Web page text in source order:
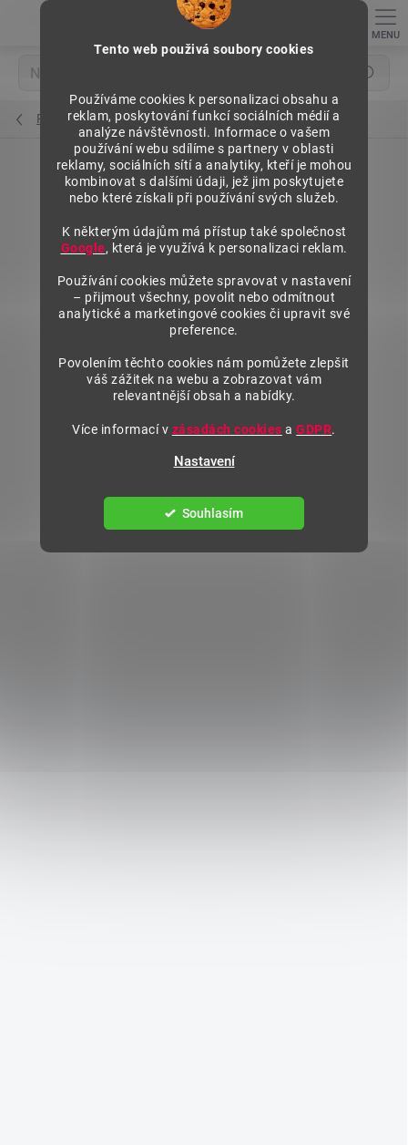
Tento web použivá soubory cookies
Používáme cookies k personalizaci obsahu a
reklam, poskytování funkcí sociálních médií a
analýze návštěvnosti. Informace o vašem
používání webu sdílíme s partnery v oblasti
reklamy, sociálních sítí a analytiky, kteří je mohou
kombinovat s dalšími údaji, jež jim poskytujete
nebo které získali při používání svých služeb.
K některým údajům má přístup také společnost
Google, která je využívá k personalizaci reklam.
Používání cookies můžete spravovat v nastavení
– přijmout všechny, povolit nebo odmítnout
analytické a marketingové cookies či upravit své
preference.
Povolením těchto cookies nám pomůžete zlepšit
váš zážitek na webu a zobrazovat vám
relevantnější obsah a nabídky.
Více informací v zásadách cookies aGDPR.
Nastavení
Souhlasím
Hledat
Police regálů